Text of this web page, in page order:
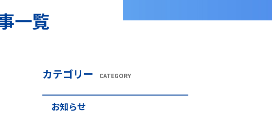
一覧
カテゴリー CATEGORY
お知らせ